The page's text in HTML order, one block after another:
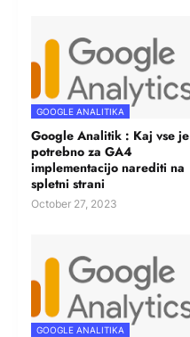
GOOGLE ANALITIKA
Google Analitik : Kaj vse je
potrebno za GA4
implementacijo narediti na
spletni strani
October 27, 2023
GOOGLE ANALITIKA